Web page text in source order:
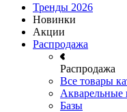
Тренды 2026
Новинки
Акции
Распродажа
Распродажа
Все товары
Акварельные
Базы